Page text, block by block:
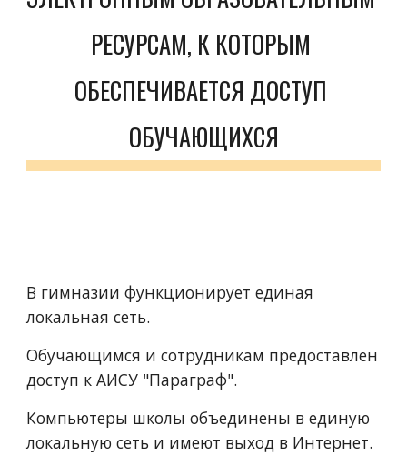
РЕСУРСАМ, К КОТОРЫМ
ОБЕСПЕЧИВАЕТСЯ ДОСТУП
ОБУЧАЮЩИХСЯ
В гимназии функционирует единая
локальная сеть.
Обучающимся и сотрудникам предоставлен
доступ к АИСУ "Параграф".
Компьютеры школы объединены в единую
локальную сеть и имеют выход в Интернет.